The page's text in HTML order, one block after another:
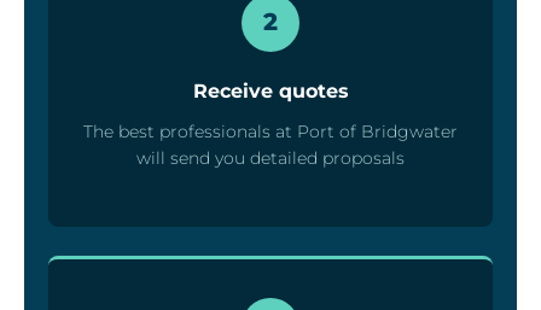
2
Receive quotes
The best professionals at Port of Bridgwater
will send you detailed proposals